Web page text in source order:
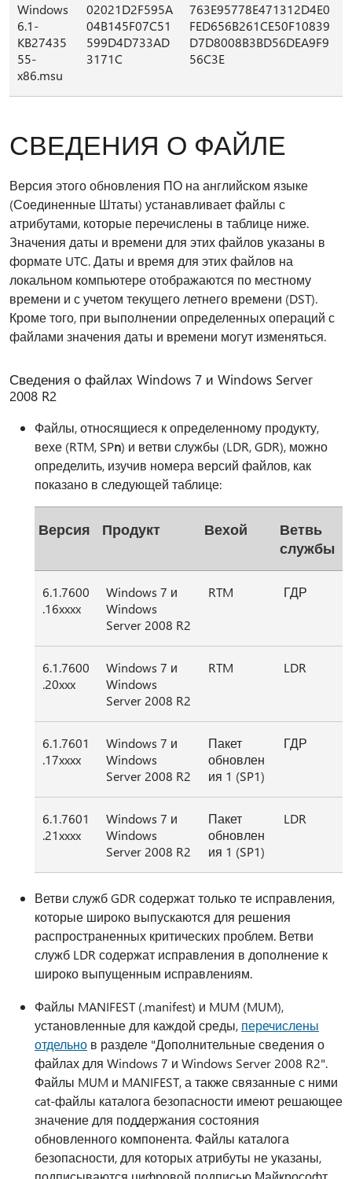
Windows
6.1-
KB27435
55-
x86.msu
02021D2F595A
04B145F07C51
599D4D733AD
3171C
763E95778E471312D4E0
FED656B261CE50F10839
D7D8008B3BD56DEA9F9
56C3E
СВЕДЕНИЯ О ФАЙЛЕ
Версия этого обновления ПО на английском языке
(Соединенные Штаты) устанавливает файлы с
атрибутами, которые перечислены в таблице ниже.
Значения даты и времени для этих файлов указаны в
формате UTC. Даты и время для этих файлов на
локальном компьютере отображаются по местному
времени и с учетом текущего летнего времени (DST).
Кроме того, при выполнении определенных операций с
файлами значения даты и времени могут изменяться.
Сведения о файлах Windows 7 и Windows Server
2008 R2
Файлы, относящиеся к определенному продукту,
вехе (RTM, SPn) и ветви службы (LDR, GDR), можно
определить, изучив номера версий файлов, как
показано в следующей таблице:
Версия Продукт Вехой
Ветвь
службы
6.1.7600
.16xxxx
Windows 7 и
Windows
Server 2008 R2
RTM ГДР
6.1.7600
.20xxx
Windows 7 и
Windows
Server 2008 R2
RTM LDR
6.1.7601
.17xxxx
Windows 7 и
Windows
Server 2008 R2
Пакет
обновлен
ия 1 (SP1)
ГДР
6.1.7601
.21xxxx
Windows 7 и
Windows
Server 2008 R2
Пакет
обновлен
ия 1 (SP1)
LDR
Ветви служб GDR содержат только те исправления,
которые широко выпускаются для решения
распространенных критических проблем. Ветви
служб LDR содержат исправления в дополнение к
широко выпущенным исправлениям.
Файлы MANIFEST (.manifest) и MUM (MUM),
установленные для каждой среды, перечислены
отдельно в разделе "Дополнительные сведения о
файлах для Windows 7 и Windows Server 2008 R2".
Файлы MUM и MANIFEST, а также связанные с ними
cat-файлы каталога безопасности имеют решающее
значение для поддержания состояния
обновленного компонента. Файлы каталога
безопасности, для которых атрибуты не указаны,